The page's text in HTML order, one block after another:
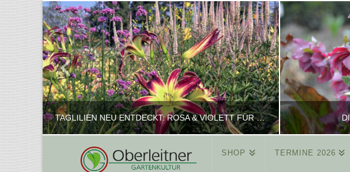
TAGLILIEN NEU ENTDECKT: ROSA & VIOLETT FÜR ROMANTISCHE PFLANZKOMBINATIONEN
SHOP TERMINE 2026